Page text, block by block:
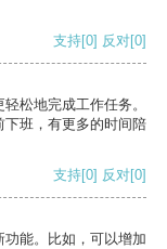
支持[0] 反对[0]
松地完成工作任务。
班，有更多的时间陪
支持[0] 反对[0]
能。比如，可以增加